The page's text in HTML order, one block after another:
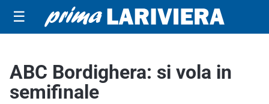
☰
ABC Bordighera: si vola in
semifinale